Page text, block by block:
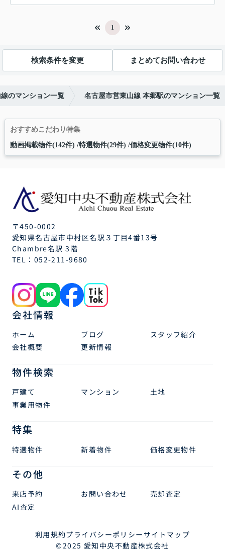
1
検索条件を変更 まとめてお問い合わせ
のマンション一覧 名古屋市営東山線 本郷駅のマンション一覧
おすすめこだわり特集
動画掲載物件(142件) 特選物件(29件) 価格変更物件(10件)
〒450-0002
愛知県名古屋市中村区名駅３丁目4番13号
Chambre名駅 3階
TEL： 052-211-9680
会社情報
ホーム ブログ
スタッフ紹介
会社概要
更新情報
物件検索
戸建て マンション
土地
事業用物件
特集
特選物件 新着物件 価格変更物件
その他
来店予約 お問い合わせ
売却査定
AI査定
利用規約プライバシーポリシーサイトマップ
©2025 愛知中央不動産株式会社